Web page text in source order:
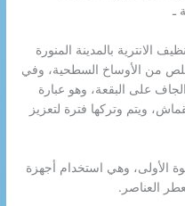
ـ
الانترية بالمدينة المنورة
من الأوساخ السطحية، وفي
على البقعة، وهو عبارة
ويتم وتركها فترة لتعزيز
الأولى، وهي استخدام أجهزة
العناصر.